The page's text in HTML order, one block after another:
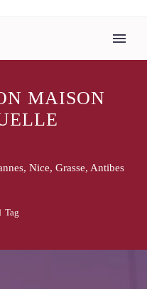
MAISON
Nice, Grasse, Antibes
Tag